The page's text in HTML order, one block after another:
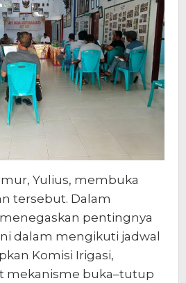
Yulius, membuka
tersebut. Dalam
pentingnya
dalam mengikuti jadwal
Komisi Irigasi,
mekanisme buka–tutup